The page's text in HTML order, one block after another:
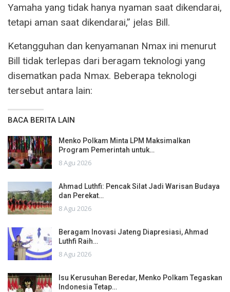
Yamaha yang tidak hanya nyaman saat dikendarai,
tetapi aman saat dikendarai,” jelas Bill.
Ketangguhan dan kenyamanan Nmax ini menurut
Bill tidak terlepas dari beragam teknologi yang
disematkan pada Nmax. Beberapa teknologi
tersebut antara lain:
BACA BERITA LAIN
Menko Polkam Minta LPM Maksimalkan
Program Pemerintah untuk…
8 Agu 2026
Ahmad Luthfi: Pencak Silat Jadi Warisan Budaya
dan Perekat…
8 Agu 2026
Beragam Inovasi Jateng Diapresiasi, Ahmad
Luthfi Raih…
8 Agu 2026
Isu Kerusuhan Beredar, Menko Polkam Tegaskan
Indonesia Tetap…